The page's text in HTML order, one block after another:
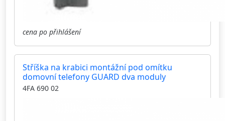
cena po přihlášení
Stříška na krabici montážní pod omítku
domovní telefony GUARD dva moduly
4FA 690 02